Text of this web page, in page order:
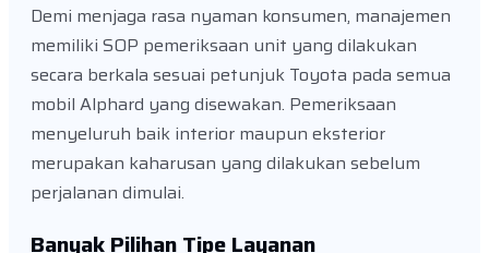
Demi menjaga rasa nyaman konsumen, manajemen
memiliki SOP pemeriksaan unit yang dilakukan
secara berkala sesuai petunjuk Toyota pada semua
mobil Alphard yang disewakan. Pemeriksaan
menyeluruh baik interior maupun eksterior
merupakan kaharusan yang dilakukan sebelum
perjalanan dimulai.
Banyak Pilihan Tipe Layanan